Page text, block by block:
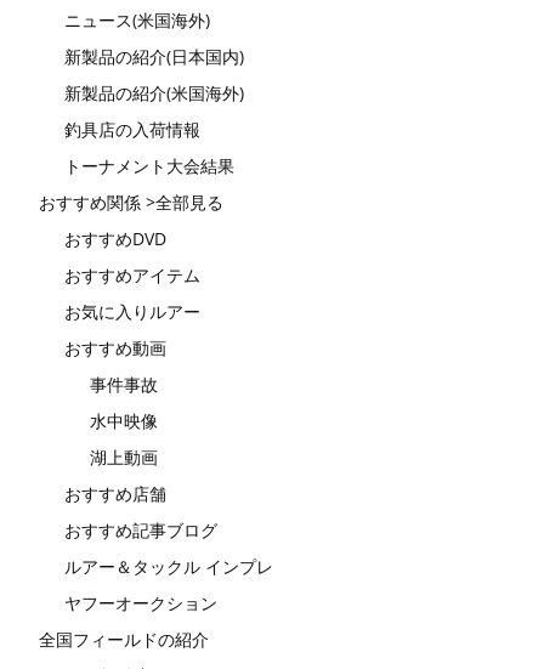
ニュース(米国海外)
新製品の紹介(日本国内)
新製品の紹介(米国海外)
釣具店の入荷情報
トーナメント大会結果
おすすめ関係 >全部見る
おすすめDVD
おすすめアイテム
お気に入りルアー
おすすめ動画
事件事故
水中映像
湖上動画
おすすめ店舗
おすすめ記事ブログ
ルアー＆タックル インプレ
ヤフーオークション
全国フィールドの紹介